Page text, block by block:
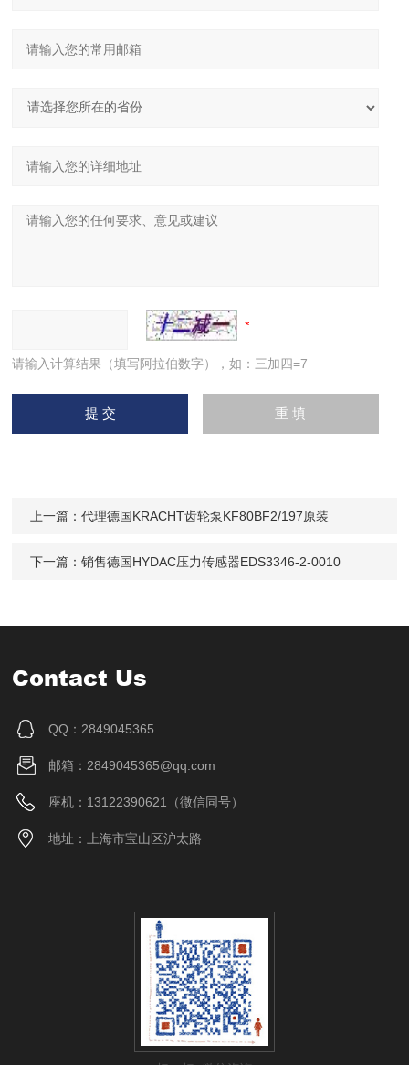
请输入计算结果（填写阿拉伯数字），如：三加四=7
上一篇：代理德国KRACHT齿轮泵KF80BF2/197原装
下一篇：销售德国HYDAC压力传感器EDS3346-2-0010
Contact Us
QQ：2849045365
邮箱：2849045365@qq.com
座机：13122390621（微信同号）
地址：上海市宝山区沪太路